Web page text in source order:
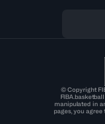
© Copyright
manipulated in
pages, you